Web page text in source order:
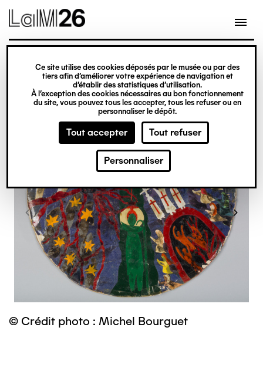
Gestion des cookies
Ce site utilise des cookies déposés par le musée ou par des
tiers afin d’améliorer votre expérience de navigation et
d’établir des statistiques d’utilisation.
À l’exception des cookies nécessaires au bon fonctionnement
du site, vous pouvez tous les accepter, tous les refuser ou en
personnaliser le dépôt.
Tout accepter Tout refuser
Personnaliser
contenu
© Crédit photo : Michel Bourguet